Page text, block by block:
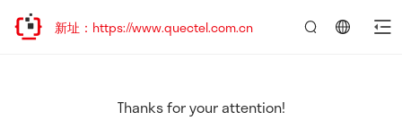
迎访问新址：https://www.quectel.com.cn
Thanks for your attention!